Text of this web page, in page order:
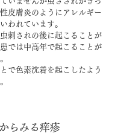
皮膚炎のようにアレルギー
われています。
刺されの後に起こることが
では中高年で起こることが
で色素沈着を起こしたよう
らみる痒疹